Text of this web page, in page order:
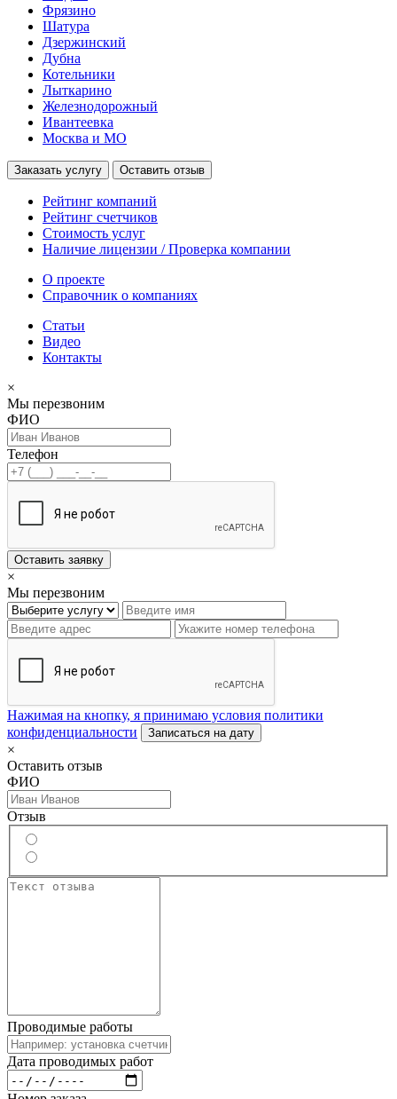
Фрязино
Шатура
Дзержинский
Дубна
Котельники
Лыткарино
Железнодорожный
Ивантеевка
Москва и МО
Заказать услугу Оставить отзыв
Рейтинг компаний
Рейтинг счетчиков
Стоимость услуг
Наличие лицензии / Проверка компании
О проекте
Справочник о компаниях
Статьи
Видео
Контакты
×
Мы перезвоним
ФИО
Телефон
Оставить заявку
×
Мы перезвоним
Нажимая на кнопку, я принимаю условия политики
конфиденциальности
Записаться на дату
×
Оставить отзыв
ФИО
Отзыв
Проводимые работы
Дата проводимых работ